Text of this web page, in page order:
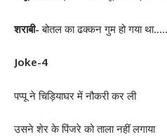
शराबी- बोतल का ढक्कन गुम हो गया
Joke-4
पप्पू ने चिड़ियाघर में नौकरी कर ली
उसने शेर के पिंजरे को ताला नहीं लगाया